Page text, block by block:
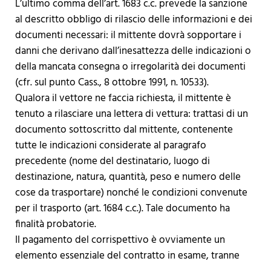
L’ultimo comma dell’art. 1683 c.c. prevede la sanzione
al descritto obbligo di rilascio delle informazioni e dei
documenti necessari: il mittente dovrà sopportare i
danni che derivano dall’inesattezza delle indicazioni o
della mancata consegna o irregolarità dei documenti
(cfr. sul punto Cass., 8 ottobre 1991, n. 10533).
Qualora il vettore ne faccia richiesta, il mittente è
tenuto a rilasciare una lettera di vettura: trattasi di un
documento sottoscritto dal mittente, contenente
tutte le indicazioni considerate al paragrafo
precedente (nome del destinatario, luogo di
destinazione, natura, quantità, peso e numero delle
cose da trasportare) nonché le condizioni convenute
per il trasporto (art. 1684 c.c.). Tale documento ha
finalità probatorie.
Il pagamento del corrispettivo è ovviamente un
elemento essenziale del contratto in esame, tranne